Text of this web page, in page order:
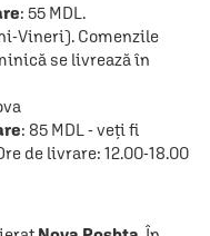
: 55 MDL.
Vineri). Comenzile
se livrează în
: 85 MDL - veți fi
de livrare: 12.00-18.00